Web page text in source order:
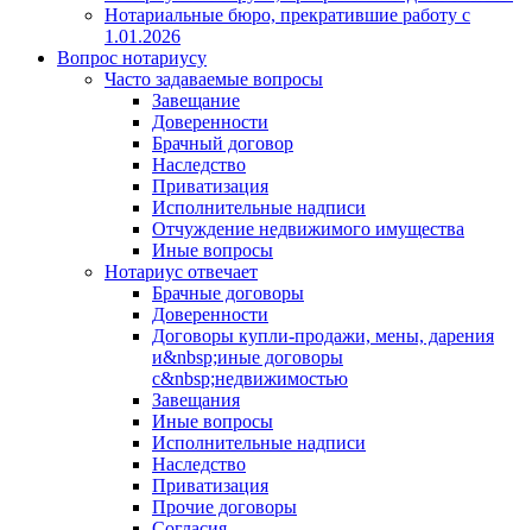
Нотариальные бюро, прекратившие работу с
1.01.2026
Вопрос нотариусу
Часто задаваемые вопросы
Завещание
Доверенности
Брачный договор
Наследство
Приватизация
Исполнительные надписи
Отчуждение недвижимого имущества
Иные вопросы
Нотариус отвечает
Брачные договоры
Доверенности
Договоры купли-продажи, мены, дарения
и&nbsp;иные договоры
с&nbsp;недвижимостью
Завещания
Иные вопросы
Исполнительные надписи
Наследство
Приватизация
Прочие договоры